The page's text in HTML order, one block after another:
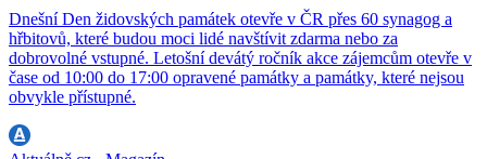
Dnešní Den židovských památek otevře v ČR přes 60 synagog a
hřbitovů, které budou moci lidé navštívit zdarma nebo za
dobrovolné vstupné. Letošní devátý ročník akce zájemcům otevře v
čase od 10:00 do 17:00 opravené památky a památky, které nejsou
obvykle přístupné.